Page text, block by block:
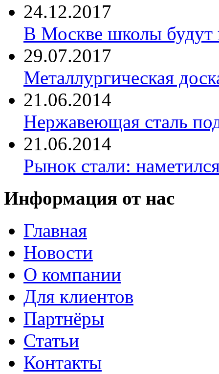
24.12.2017
В Москве школы будут
29.07.2017
Металлургическая
21.06.2014
Нержавеющая сталь
21.06.2014
Рынок стали:
Информация от нас
Главная
Новости
О компании
Для клиентов
Партнёры
Статьи
Контакты